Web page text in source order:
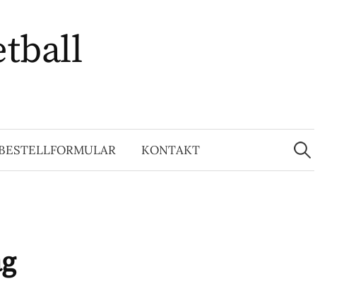
KONTAKT
Suchen
nach: